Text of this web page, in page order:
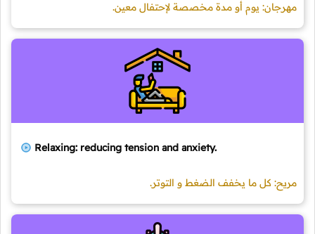
مهرجان: يوم أو مدة مخصصة لإحتفال معين.
Relaxing: reducing tension and anxiety.
مريح: كل ما يخفف الضغط و التوتر.